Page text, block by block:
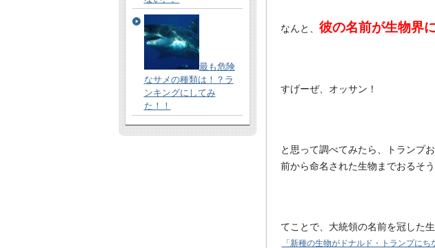
なんと、 彼の名前が生物界
すげーぜ、オッサン！
と思って調べてみたら、トランプ
前から命名された生物までおるそう
てことで、大統領の名前を冠した
「新種の生物がドナルド・トランプに
最も危険
なサメの種類は！？ラ
ンキングにしてみ
た！！